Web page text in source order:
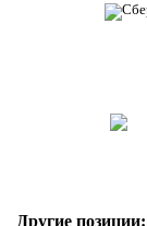
Другие позиции: